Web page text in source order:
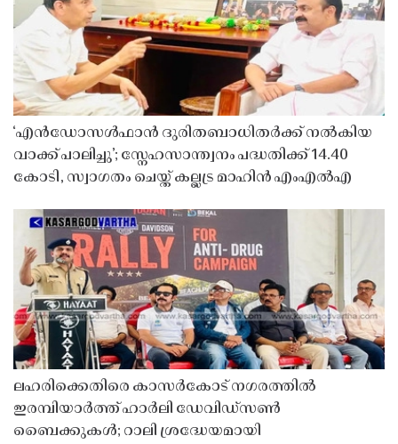
‘എൻഡോസൾഫാൻ ദുരിതബാധിതർക്ക് നൽകിയ
വാക്ക് പാലിച്ചു’; സ്നേഹസാന്ത്വനം പദ്ധതിക്ക് 14.40
കോടി, സ്വാഗതം ചെയ്ത് കല്ലട്ര മാഹിൻ എംഎൽഎ
ലഹരിക്കെതിരെ കാസർകോട് നഗരത്തിൽ
ഇരമ്പിയാർത്ത് ഹാർലി ഡേവിഡ്‌സൺ
ബൈക്കുകൾ; റാലി ശ്രദ്ധേയമായി